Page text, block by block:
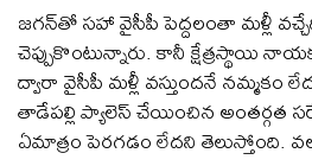
జగన్‌తో సహా వైసీపీ పెద్దలంతా మళ్లీ
చెప్పుకొంటున్నారు. కానీ క్షేత్రస్థాయి
ద్వారా వైసీపీ మళ్లీ వస్తుందనే నమ్మకం
తాడేపల్లి ప్యాలెస్ చేయించిన అంతర్గత
ఏమాత్రం పెరగడం లేదని తెలుస్తోంది.